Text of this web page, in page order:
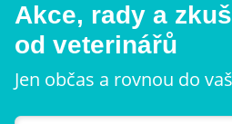
Akce, rady a
od veterinářů
Jen občas a rovnou do